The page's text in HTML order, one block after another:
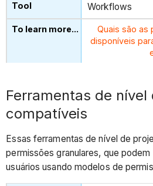
Workflows
Quais são as
disponíveis
Ferramentas de nível
compatíveis
Essas ferramentas de nível de
permissões granulares, que
usuários usando modelos de